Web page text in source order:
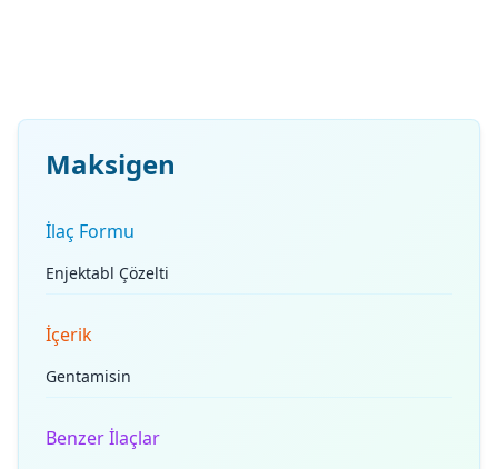
Maksigen
İlaç Formu
Enjektabl Çözelti
İçerik
Gentamisin
Benzer İlaçlar